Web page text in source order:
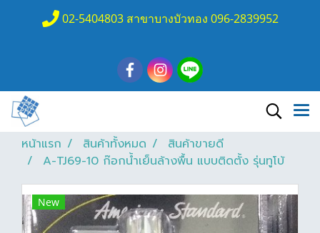
02-5404803 สาขาบางบัวทอง 096-2839952
หน้าแรก สินค้าทั้งหมด
สินค้าขายดี
A-TJ69-10 ก๊อกน้ำเย็นล้างพื้น แบบติดตั้ง รุ่นทูโบ้
New